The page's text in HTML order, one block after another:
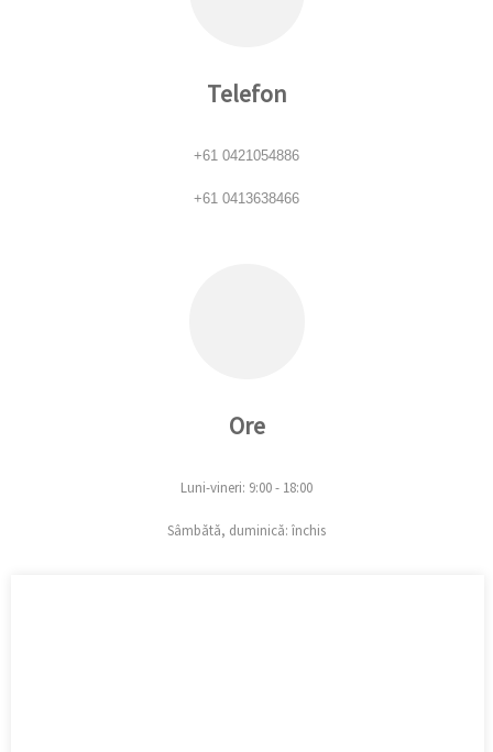
Telefon
+61 0421054886
+61 0413638466
Ore
Luni-vineri: 9:00 - 18:00
Sâmbătă, duminică: închis